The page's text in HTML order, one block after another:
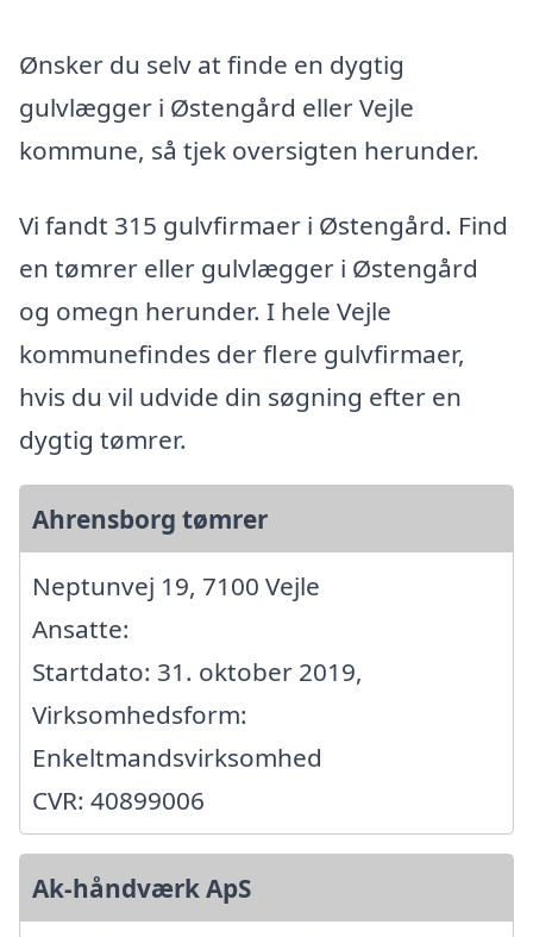
Ønsker du selv at finde en dygtig
gulvlægger i Østengård eller Vejle
kommune, så tjek oversigten herunder.
Vi fandt 315 gulvfirmaer i Østengård. Find
en tømrer eller gulvlægger i Østengård
og omegn herunder. I hele Vejle
kommunefindes der flere gulvfirmaer,
hvis du vil udvide din søgning efter en
dygtig tømrer.
Ahrensborg tømrer
Neptunvej 19, 7100 Vejle
Ansatte:
Startdato: 31. oktober 2019,
Virksomhedsform:
Enkeltmandsvirksomhed
CVR: 40899006
Ak-håndværk ApS